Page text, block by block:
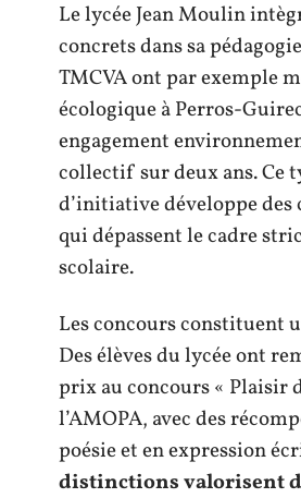
Le lycée Jean Moulin
concrets dans sa
TMCVA ont par exemple
écologique à Perros-
engagement
collectif sur deux ans. Ce
d’initiative développe des
qui dépassent le cadre
scolaire.
Les concours constituent
Des élèves du lycée ont
prix au concours « Plaisir
l’AMOPA, avec des
poésie et en expression
distinctions valorisent